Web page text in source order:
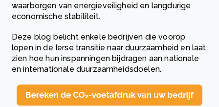
waarborgen van energieveiligheid en langdurige
economische stabiliteit.
Deze blog belicht enkele bedrijven die voorop
lopen in de Ierse transitie naar duurzaamheid en laat
zien hoe hun inspanningen bijdragen aan nationale
en internationale duurzaamheidsdoelen.